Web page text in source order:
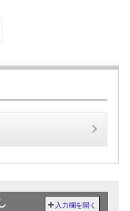
入力欄を開く